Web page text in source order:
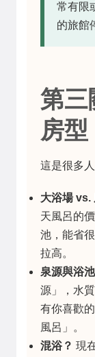
常有限
的旅館
第
房型
這是很多
大浴場 vs.
天風呂的
池，能省
拉高。
泉源與浴
源」，水
有你喜歡
風呂」。
混浴？ 現